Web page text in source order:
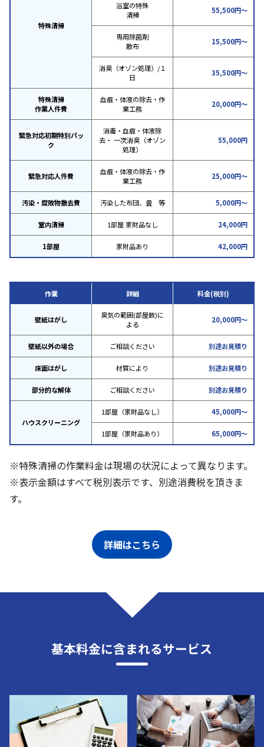
特殊清掃
浴室の特殊
清掃
55,500円～
専用除菌剤
散布
15,500円～
消臭（オゾン処理）/１
日
35,500円～
特殊清掃
作業人件費
血痕・体液の除去・作
業工務
20,000円～
緊急対応初期特別パッ
ク
消毒・血痕・体液除
去・ 一次消臭（オゾン
処理）
55,000円
緊急対応人件費
血痕・体液の除去・作
業工務
25,000円～
汚染・腐敗物撤去費 汚染した布団、畳 等 5,000円～
室内清掃 1部屋 家財品なし 24,000円
1部屋 家財品あり 42,000円
作業 詳細 料金(税別)
壁紙はがし
臭気の範囲(部屋数)に
よる
20,000円～
壁紙以外の場合 ご相談ください 別途お見積り
床面はがし 材質により 別途お見積り
部分的な解体 ご相談ください 別途お見積り
ハウスクリーニング
1部屋（家財品なし） 45,000円～
1部屋（家財品あり） 65,000円～
※特殊清掃の作業料金は現場の状況によって異なります。
※表示金額はすべて税別表示です、別途消費税を頂きま
す。
詳細はこちら
基本料金に含まれるサービス